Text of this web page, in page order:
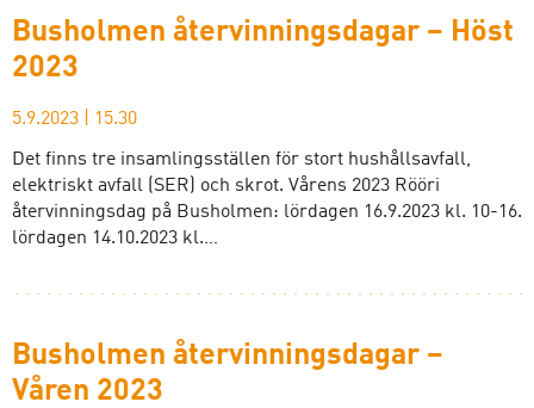
Busholmen återvinningsdagar – Höst
2023
5.9.2023 15.30
Det finns tre insamlingsställen för stort hushållsavfall,
elektriskt avfall (SER) och skrot. Vårens 2023 Rööri
återvinningsdag på Busholmen: lördagen 16.9.2023 kl. 10-16.
lördagen 14.10.2023 kl.…
Busholmen återvinningsdagar –
Våren 2023